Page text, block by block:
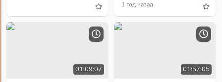
1 год назад
01:09:07 01:57:05